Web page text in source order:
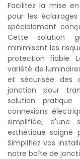
Facilitez la mise
pour les
spécialement
Cette solution
minimisant les
protection fiable.
variété de
et sécurisée des
jonction pour
solution
connexions
simplifiée, d'une
esthétique soigné
Simplifiez vos
notre boîte de